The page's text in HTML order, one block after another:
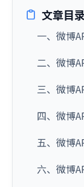
文章目录
一、微博
二、微博
三、微博
四、微博
五、微博
六、微博